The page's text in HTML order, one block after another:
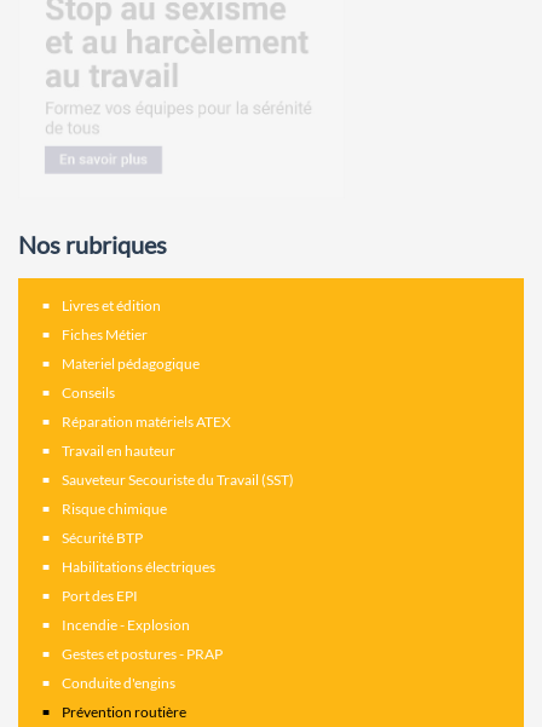
Nos rubriques
Livres et édition
Fiches Métier
Materiel pédagogique
Conseils
Réparation matériels ATEX
Travail en hauteur
Sauveteur Secouriste du Travail (SST)
Risque chimique
Sécurité BTP
Habilitations électriques
Port des EPI
Incendie - Explosion
Gestes et postures - PRAP
Conduite d'engins
Prévention routière